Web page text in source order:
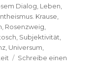
Dialog Leben
Krause
Rosenzweig
Subjektivität
Universum
Schreibe einen